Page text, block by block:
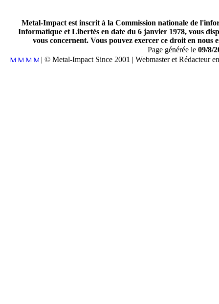
Metal-Impact est inscrit à la Commission nationale de
Informatique et Libertés en date du 6 janvier 1978, vous
vous concernent. Vous pouvez exercer ce droit en
Page générée le 09/8/
| © Metal-Impact Since 2001 | Webmaster et Rédacteur